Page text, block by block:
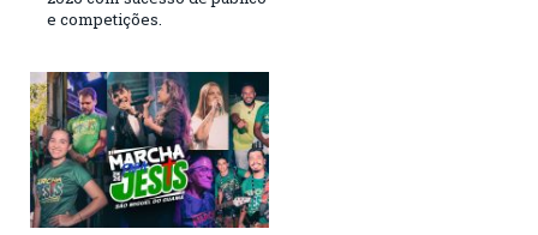
e competições.